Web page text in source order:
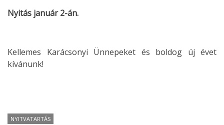
Nyitás január 2-án.
Kellemes Karácsonyi Ünnepeket és boldog új évet
kívánunk!
NYITVATARTÁS